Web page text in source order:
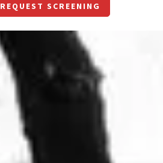
REQUEST SCREENING